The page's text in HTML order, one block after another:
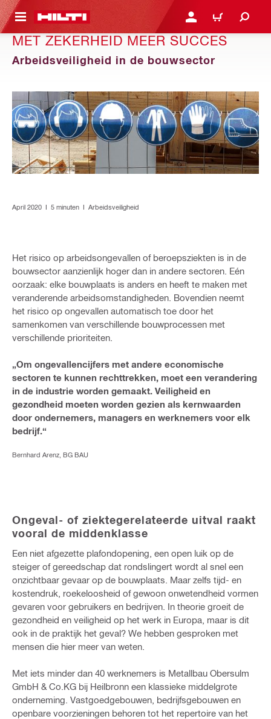
HOOFDINHOUD AANMELDEN OF
WINKELWAGEN
MET ZEKERHEID MEER SUCCES
Arbeidsveiligheid in de bouwsector
April 2020 I 5 minuten I Arbeidsveiligheid
Het risico op arbeidsongevallen of beroepsziekten is in de
bouwsector aanzienlijk hoger dan in andere sectoren. Eén
oorzaak: elke bouwplaats is anders en heeft te maken met
veranderende arbeidsomstandigheden. Bovendien neemt
het risico op ongevallen automatisch toe door het
samenkomen van verschillende bouwprocessen met
verschillende prioriteiten.
„Om ongevallencijfers met andere economische
sectoren te kunnen rechttrekken, moet een verandering
in de industrie worden gemaakt. Veiligheid en
gezondheid moeten worden gezien als kernwaarden
door ondernemers, managers en werknemers voor elk
bedrijf.“
Bernhard Arenz, BG BAU
Ongeval- of ziektegerelateerde uitval raakt
vooral de middenklasse
Een niet afgezette plafondopening, een open luik op de
steiger of gereedschap dat rondslingert wordt al snel een
onzichtbaar gevaar op de bouwplaats. Maar zelfs tijd- en
kostendruk, roekeloosheid of gewoon onwetendheid vormen
gevaren voor gebruikers en bedrijven. In theorie groeit de
gezondheid en veiligheid op het werk in Europa, maar is dit
ook in de praktijk het geval? We hebben gesproken met
mensen die hier meer van weten.
Met iets minder dan 40 werknemers is Metallbau Obersulm
GmbH & Co.KG bij Heilbronn een klassieke middelgrote
onderneming. Vastgoedgebouwen, bedrijfsgebouwen en
openbare voorzieningen behoren tot het repertoire van het